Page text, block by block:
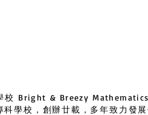
校 Bright & Breezy
科學校，創辦廿載，多年致力發